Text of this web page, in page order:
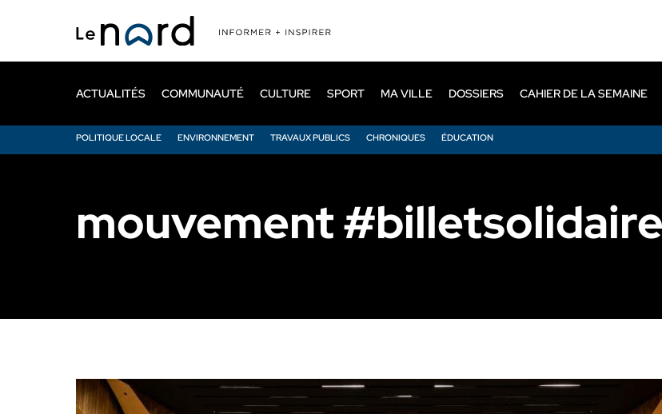
principal
ACTUALITÉS
POLITIQUE LOCALE ENVIRONNEMENT TRAVAUX PUBLICS CHRONIQUES ÉDUCATION
COMMUNAUTÉ CULTURE SPORT MA VILLE DOSSIERS CAHIER DE LA SEMAINE
mouvement #billetsolidaire